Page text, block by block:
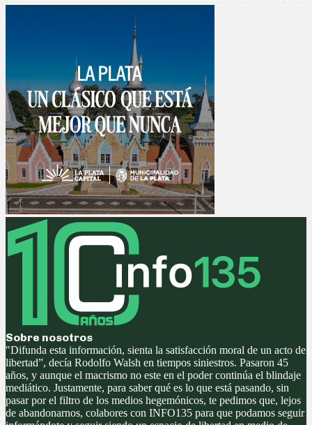
Sobre nosotros
"Difunda esta información, sienta la satisfacción moral de un acto de
libertad”, decía Rodolfo Walsh en tiempos siniestros. Pasaron 45
años, y aunque el macrismo no este en el poder continúa el blindaje
mediático. Justamente, para saber qué es lo que está pasando, sin
pasar por el filtro de los medios hegemónicos, te pedimos que, lejos
de abandonarnos, colabores con INFO135 para que podamos seguir